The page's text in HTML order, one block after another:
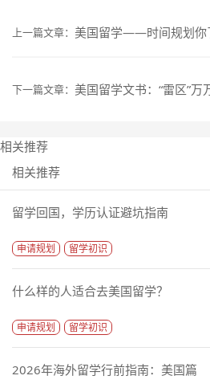
上一篇文章： 美国留学——时间规划你
下一篇文章： 美国留学文书：“雷区”万
相关推荐
相关推荐
留学回国，学历认证避坑指南
申请规划 留学初识
什么样的人适合去美国留学？
申请规划 留学初识
2026年海外留学行前指南：美国篇